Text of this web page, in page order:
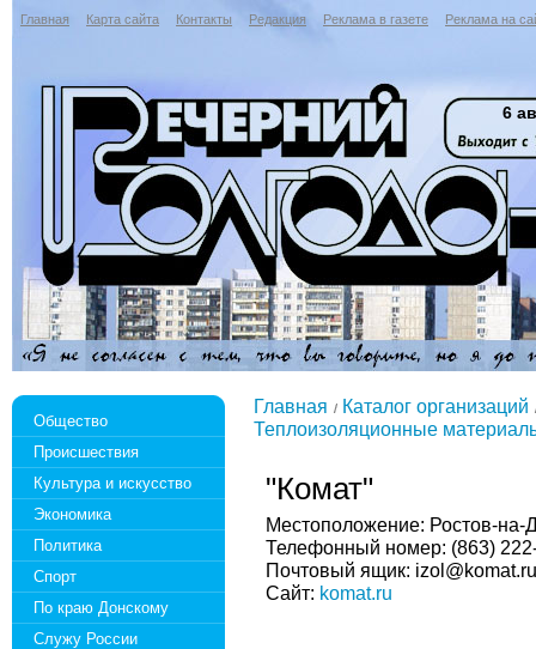
Главная Карта сайта Контакты Редакция Реклама в газете Реклама на
6
Общество
Происшествия
Культура и искусство
Экономика
Политика
Спорт
По краю Донскому
Служу России
Главная
Каталог организаций
Теплоизоляционные
"Комат"
Местоположение: Ростов-на-
Телефонный номер: (863)
Почтовый ящик: izol@komat.ru
Сайт: komat.ru